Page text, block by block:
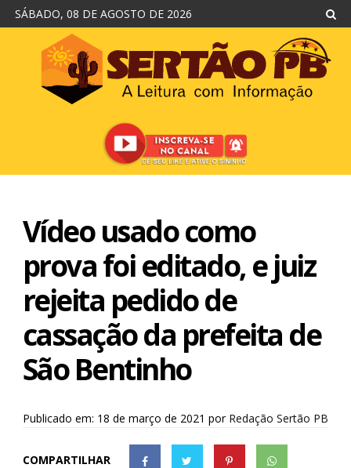
SÁBADO, 08 DE AGOSTO DE 2026
Vídeo usado como
prova foi editado, e juiz
rejeita pedido de
cassação da prefeita de
São Bentinho
Publicado em: 18 de março de 2021 por Redação Sertão PB
COMPARTILHAR